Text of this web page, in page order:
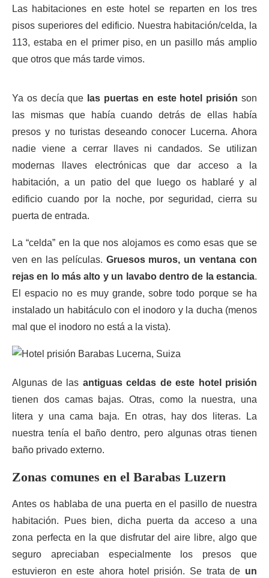
Las habitaciones en este hotel se reparten en los tres
pisos superiores del edificio. Nuestra habitación/celda, la
113, estaba en el primer piso, en un pasillo más amplio
que otros que más tarde vimos.
Ya os decía que las puertas en este hotel prisión son
las mismas que había cuando detrás de ellas había
presos y no turistas deseando conocer Lucerna. Ahora
nadie viene a cerrar llaves ni candados. Se utilizan
modernas llaves electrónicas que dar acceso a la
habitación, a un patio del que luego os hablaré y al
edificio cuando por la noche, por seguridad, cierra su
puerta de entrada.
La “celda” en la que nos alojamos es como esas que se
ven en las películas. Gruesos muros, un ventana con
rejas en lo más alto y un lavabo dentro de la estancia.
El espacio no es muy grande, sobre todo porque se ha
instalado un habitáculo con el inodoro y la ducha (menos
mal que el inodoro no está a la vista).
Algunas de las antiguas celdas de este hotel prisión
tienen dos camas bajas. Otras, como la nuestra, una
litera y una cama baja. En otras, hay dos literas. La
nuestra tenía el baño dentro, pero algunas otras tienen
baño privado externo.
Zonas comunes en el Barabas Luzern
Antes os hablaba de una puerta en el pasillo de nuestra
habitación. Pues bien, dicha puerta da acceso a una
zona perfecta en la que disfrutar del aire libre, algo que
seguro apreciaban especialmente los presos que
estuvieron en este ahora hotel prisión. Se trata de un